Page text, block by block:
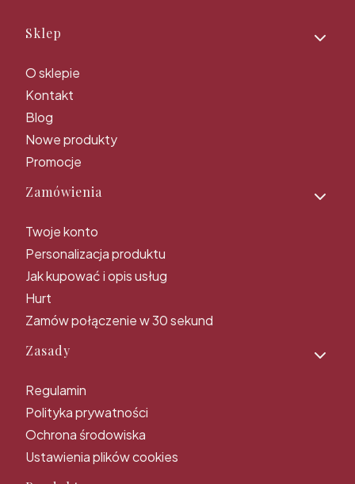
Linki w stopce
Sklep
O sklepie
Kontakt
Blog
Nowe produkty
Promocje
Zamówienia
Twoje konto
Personalizacja produktu
Jak kupować i opis usług
Hurt
Zamów połączenie w 30 sekund
Zasady
Regulamin
Polityka prywatności
Ochrona środowiska
Ustawienia plików cookies